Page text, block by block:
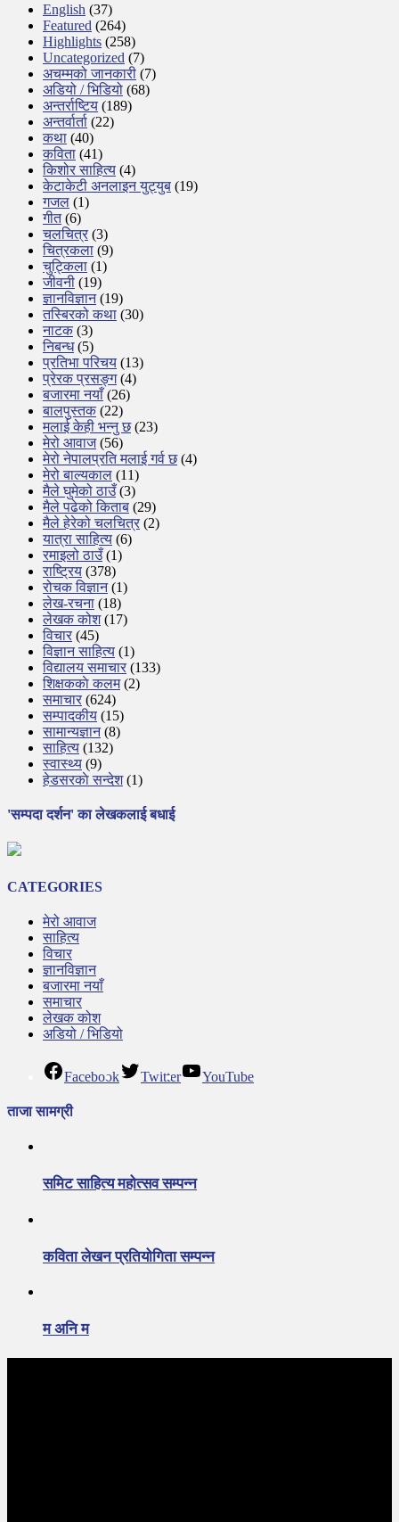
English (37)
Featured (264)
Highlights (258)
Uncategorized (7)
अचम्मको जानकारी (7)
अडियो / भिडियो (68)
अन्तर्राष्टिय (189)
अन्तर्वार्ता (22)
कथा (40)
कविता (41)
किशोर साहित्य (4)
केटाकेटी अनलाइन युट्युब (19)
गजल (1)
गीत(6)
चलचित्र (3)
चित्रकला (9)
चुट्किला (1)
जीवनी (19)
ज्ञानविज्ञान(19)
तस्बिरको कथा (30)
नाटक(3)
निबन्ध(5)
प्रतिभा परिचय (13)
प्रेरक प्रसङ्ग(4)
बजारमा नयाँ(26)
बालपुस्तक(22)
मलाई केही भन्नु छ(23)
मेरो आवाज(56)
मेरो नेपालप्रति मलाई गर्व छ(4)
मेरो बाल्यकाल (11)
मैले घुमेको ठाउँ(3)
मैले पढेको किताब (29)
मैले हेरेको चलचित्र (2)
यात्रा साहित्य (6)
रमाइलो ठाउँ(1)
राष्ट्रिय (378)
रोचक विज्ञान(1)
लेख-रचना (18)
लेखक कोश(17)
विचार (45)
विज्ञान साहित्य (1)
विद्यालय समाचार (133)
शिक्षककाे कलम(2)
समाचार (624)
सम्पादकीय (15)
सामान्यज्ञान(8)
साहित्य (132)
स्वास्थ्य (9)
हेडसरकाे सन्देश(1)
'सम्पदा दर्शन' का लेखकलाई बधाई
CATEGORIES
मेरो आवाज
साहित्य
विचार
ज्ञानविज्ञान
बजारमा नयाँ
समाचार
लेखक कोश
अडियो / भिडियो
Facebook Twitter YouTube
ताजा सामग्री
समिट साहित्य महोत्सव सम्पन्न
कविता लेखन प्रतियोगिता सम्पन्न
म अनि म